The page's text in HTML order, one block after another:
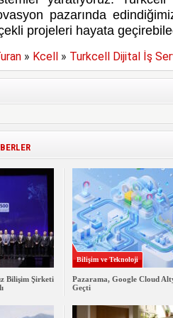
pazarında
projeleri hayata
» Kcell» Turkcell Dijital İş
Bilişim Şirketi
Bilişim ve Teknoloji
Pazarama, Google Cloud
Geçti